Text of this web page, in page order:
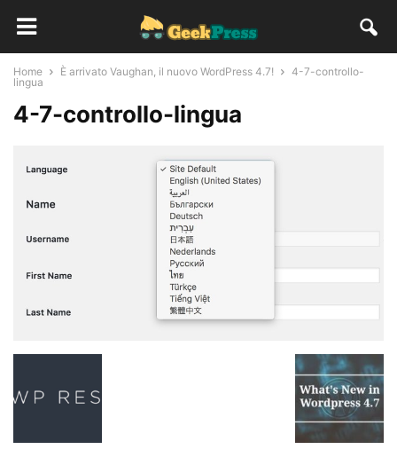
Home È arrivato Vaughan, il nuovo WordPress 4.7!
4-7-controllo-
lingua
4-7-controllo-lingua